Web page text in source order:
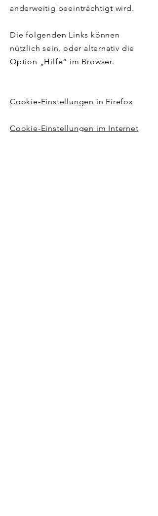
anderweitig beeinträchtigt wird.
Die folgenden Links können
nützlich sein, oder alternativ die
Option „Hilfe“ im Browser.
Cookie-Einstellungen in Firefox
Cookie-Einstellungen im Internet